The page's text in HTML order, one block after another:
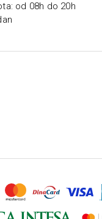
od 08h do 20h